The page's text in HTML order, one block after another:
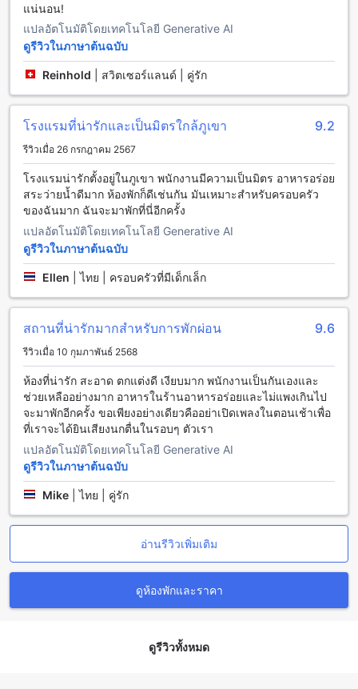
สิ่งอำนวยความสะดวกในห้องที่ บ้านปงลอดจ์
บ้านปงลอดจ์ ให้บริการสิ่งอำนวยความสะดวกที่ห้องพักอย่างครบ
ครัน เพื่อให้ผู้เข้าพักมีประสบการณ์ที่ยอดเยี่ยมในการพักผ่อนใน
เชียงใหม่ ห้องพักทุกห้องมีเครื่องปรับอากาศเพื่อให้ความสะดวก
ผมให้บริการเพื่อความสะดวกสบายในการใช้งานและการเตรียม
ตัวก่อนออกไปเที่ยว ห้องพักยังมีโทรทัศน์ มินิบาร์ ระเบียง/ระเบียง
ทีวีดาวเทียม/เคเบิล ตู้เย็น และเครื่องเผาไม้สำหรับผู้เข้าพักที่
ต้องการสัมผัสกับความอบอุ่นและสบายใจในช่วงเวลาพักผ่อน
สิ่งอำนวยความสะดวกในการรับประทานอาหารที่ บ้านปงลอดจ์
บ้านปงลอดจ์ มีสิ่งอำนวยความสะดวกในการรับประทานอาหารที่
หลากหลายเพื่อตอบสนองความต้องการของผู้เข้าพัก ที่นี่มีร้าน
กาแฟที่น่ารักภายในโรงแรมเปิดให้บริการตลอดเวลา เพื่อให้คุณ
สามารถสั่งกาแฟหรือเครื่องดื่มร้อนอื่น ๆ ได้ตลอดเวลา นอกจากนี้
ยังมีร้านอาหารที่บริการอาหารอร่อยตลอดวัน สำหรับผู้ที่ต้องการ
สั่งอาหารในห้องพัก บ้านปงลอดจ์ยังมีบริการรูมเซอร์วิสเพื่อความ
สะดวกสบายของผู้เข้าพัก นอกจากนี้ยังมีสิ่งอำนวยความสะดวกอื่น
ๆ เช่น สนามบาร์บีคิว ห้องครัวร่วมกัน การทำความสะอาดรายวัน
และการจัดส่งอาหารซื้อของในร้านค้า
ห้องพักที่บ้านปงลอดจ์: ความหลากหลายที่น่าตื่นเต้น
บ้านปงลอดจ์ ให้บริการห้องพักที่หลากหลายเพื่อตอบสนองความ
ต้องการของผู้เข้าพักทุกคน ห้อง Deluxe King Bed มีพื้นที่ 45
ตารางเมตร พร้อมเตียงคิงไซส์หนึ่งเตียง ส่วนห้อง Deluxe Twin
Bed มีพื้นที่ 45 ตารางเมตร พร้อมเตียงเดี่ยวสองเตียง สุดท้าย ห้อง
Junior Suite family มีพื้นที่ 55 ตารางเมตร พร้อมเตียงเดี่ยวสอง
เตียง หรือเตียงคิงไซส์หนึ่งเตียง หรือโซฟาเบด
การจองห้องพักที่บ้านปงลอดจ์ผ่าน Agoda จะเป็นประโยชน์ต่อผู้
ใช้ในด้านราคาที่ดีที่สุดและประสบการณ์ที่ง่ายและไม่ยุ่งยาก ผู้ใช้
สามารถเลือกห้องพักที่ตรงกับความต้องการของตนได้อย่างสะดวก
สบาย และได้รับราคาที่ถูกที่สุด
แม่ออน: สุดยอดจุดเชิงท่องเที่ยวในเชียงใหม่
แม่ออนตั้งอยู่ในอำเภอเมืองแม่ออน และเป็นเส้นทางท่องเที่ยวที่ได้
แน่นอน!
แปลอัตโนมัติโดยเทคโนโลยี Generative AI
ดูรีวิวในภาษาต้นฉบับ
Reinhold สวิตเซอร์แลนด์ | คู่รัก
โรงแรมที่น่ารักและเป็นมิตรใกล้ภูเขา 9.2
รีวิวเมื่อ 26 กรกฎาคม 2567
โรงแรมน่ารักตั้งอยู่ในภูเขา พนักงานมีความเป็นมิตร อาหารอร่อย
สระว่ายน้ำดีมาก ห้องพักก็ดีเช่นกัน มันเหมาะสำหรับครอบครัว
ของฉันมาก ฉันจะมาพักที่นี่อีกครั้ง
แปลอัตโนมัติโดยเทคโนโลยี Generative AI
ดูรีวิวในภาษาต้นฉบับ
Ellen |ไทย | ครอบครัวที่มีเด็กเล็ก
สถานที่น่ารักมากสำหรับการพักผ่อน 9.6
รีวิวเมื่อ 10 กุมภาพันธ์ 2568
ห้องที่น่ารัก สะอาด ตกแต่งดี เงียบมาก พนักงานเป็นกันเองและ
ช่วยเหลืออย่างมาก อาหารในร้านอาหารอร่อยและไม่แพงเกินไป
จะมาพักอีกครั้ง ขอเพียงอย่างเดียวคืออย่าเปิดเพลงในตอนเช้าเพื่อ
ที่เราจะได้ยินเสียงนกตื่นในรอบๆ ตัวเรา
แปลอัตโนมัติโดยเทคโนโลยี Generative AI
ดูรีวิวในภาษาต้นฉบับ
Mike |ไทย | คู่รัก
อ่านรีวิวเพิ่มเติม
ดูห้องพักและราคา
ดูรีวิวทั้งหมด